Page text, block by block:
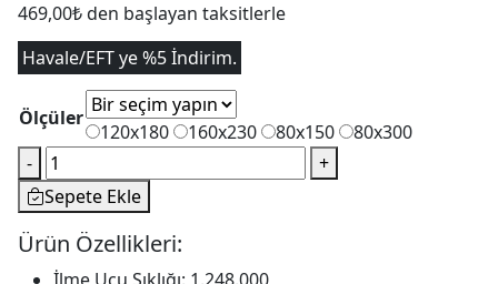
469,00₺ den başlayan taksitlerle
Havale/EFT ye %5 İndirim.
Ölçüler
120x180 160x230 80x150
80x300
-
Tuğra
Halı
Novella
NV04
adet
+
Sepete Ekle
Ürün Özellikleri: